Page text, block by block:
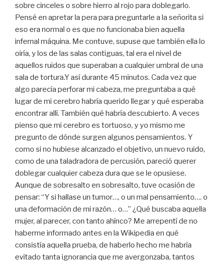
sobre cinceles o sobre hierro al rojo para doblegarlo.
Pensé en apretar la pera para preguntarle a la señorita si
eso era normal o es que no funcionaba bien aquella
infernal máquina. Me contuve, supuse que también ella lo
oiría, y los de las salas contiguas, tal era el nivel de
aquellos ruidos que superaban a cualquier umbral de una
sala de tortura.Y así durante 45 minutos. Cada vez que
algo parecía perforar mi cabeza, me preguntaba a qué
lugar de mi cerebro habría querido llegar y qué esperaba
encontrar allí. También qué habría descubierto. A veces
pienso que mi cerebro es tortuoso, y yo mismo me
pregunto de dónde surgen algunos pensamientos. Y
como si no hubiese alcanzado el objetivo, un nuevo ruido,
como de una taladradora de percusión, pareció querer
doblegar cualquier cabeza dura que se le opusiese.
Aunque de sobresalto en sobresalto, tuve ocasión de
pensar: “Y si hallase un tumor…, o un mal pensamiento…. o
una deformación de mi razón… o…” ¿Qué buscaba aquella
mujer, al parecer, con tanto ahínco? Me arrepentí de no
haberme informado antes en la Wikipedia en qué
consistía aquella prueba, de haberlo hecho me habría
evitado tanta ignorancia que me avergonzaba, tantos